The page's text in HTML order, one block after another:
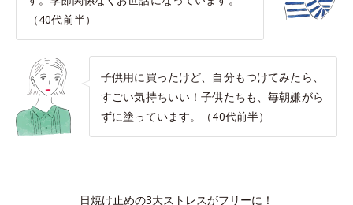
（40代前半）
子供用に買ったけど、自分もつけてみたら、
すごい気持ちいい！子供たちも、毎朝嫌がら
ずに塗っています。（40代前半）
日焼け止めの3大ストレスがフリーに！